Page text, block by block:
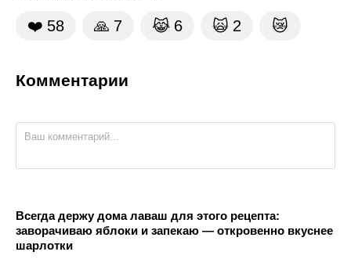
❤️ 58 🙏 7 😹 6 🙀 2 😿
Комментарии
Всегда держу дома лаваш для этого рецепта:
заворачиваю яблоки и запекаю — откровенно вкуснее
шарлотки